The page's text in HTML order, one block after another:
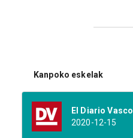
Kanpoko eskelak
El Diario Vasco
2020-12-15